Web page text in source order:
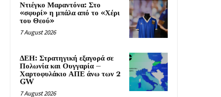
Ντιέγκο Μαραντόνα: Στο
«σφυρί» η μπάλα από το «Χέρι
του Θεού»
7 August 2026
ΔΕΗ: Στρατηγική εξαγορά σε
Πολωνία και Ουγγαρία –
Χαρτοφυλάκιο ΑΠΕ άνω των 2
GW
7 August 2026